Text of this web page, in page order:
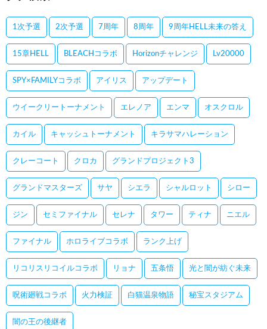
1次予選 2次予選 7周年 8周年 9周年HELL未来の答え
15章HELL BLEACHコラボ Horizonチャレンジ Lv20000
SPY×FAMILYコラボ アイリス アップデート
ウイークリートーナメント エレノア エンマ オスクロル
カイル キャッシュトーナメント キラサマハレーション
クレーコート クロカ グランドプロジェクト3
グランドマスターズ サヤ シエラ シャルロット シロー
ジン セミファイナル セレナ タワー ティナ ニエル
ファイナル ホロライブコラボ ランク上げ
リコリスリコイルコラボ リョナ 五条悟 光と闇が紡ぐ未来
呪術廻戦コラボ 火力検証 白猫温泉物語 秘宝スタジアム
闇の王の後継者